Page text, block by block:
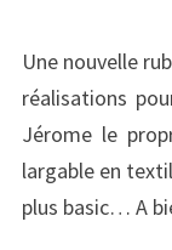
Une nouvelle
réalisations
Jérome le
largable en
plus basic… A